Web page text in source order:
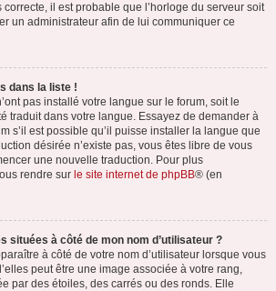
correcte, il est probable que l’horloge du serveur soit
un administrateur afin de lui communiquer ce
dans la liste !
pas installé votre langue sur le forum, soit le
traduit dans votre langue. Essayez de demander à
s’il est possible qu’il puisse installer la langue que
désirée n’existe pas, vous êtes libre de vous
une nouvelle traduction. Pour plus
rendre sur le site internet de phpBB® (en
situées à côté de mon nom d’utilisateur ?
à côté de votre nom d’utilisateur lorsque vous
peut être une image associée à votre rang,
par des étoiles, des carrés ou des ronds. Elle